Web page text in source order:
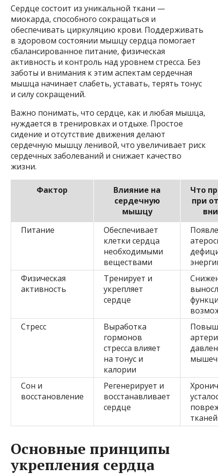
Сердце состоит из уникальной ткани —
миокарда, способного сокращаться и
обеспечивать циркуляцию крови. Поддерживать
в здоровом состоянии мышцу сердца помогает
сбалансированное питание, физическая
активность и контроль над уровнем стресса. Без
заботы и внимания к этим аспектам сердечная
мышца начинает слабеть, уставать, терять тонус
и силу сокращений.
Важно понимать, что сердце, как и любая мышца,
нуждается в тренировках и отдыхе. Простое
сидение и отсутствие движения делают
сердечную мышцу ленивой, что увеличивает риск
сердечных заболеваний и снижает качество
жизни.
Фактор
Влияние на
сердечную
мышцу
Что
при
Питание
Обеспечивает
клетки сердца
необходимыми
веществами
Физическая
активность
Тренирует и
укрепляет
сердце
Стресс
Выработка
гормонов
стресса влияет
на тонус и
калории
Сон и
восстановление
Регенерирует и
восстанавливает
сердце
тканей
Основные принципы
укрепления сердца